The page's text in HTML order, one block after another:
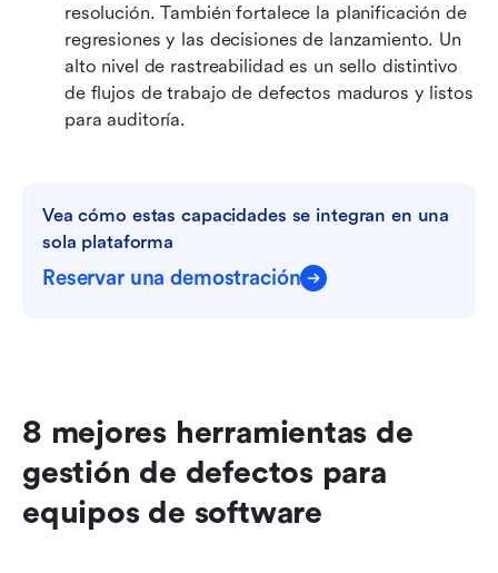
resolución. También fortalece la planificación de
regresiones y las decisiones de lanzamiento. Un
alto nivel de rastreabilidad es un sello distintivo
de flujos de trabajo de defectos maduros y listos
para auditoría.
Vea cómo estas capacidades se integran en una
sola plataforma
Reservar una demostración
8 mejores herramientas de
gestión de defectos para
equipos de software